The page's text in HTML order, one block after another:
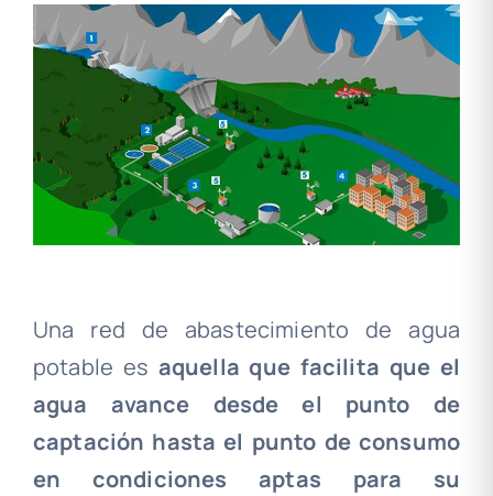
Una red de abastecimiento de agua
potable es aquella que facilita que el
agua avance desde el punto de
captación hasta el punto de consumo
en condiciones aptas para su